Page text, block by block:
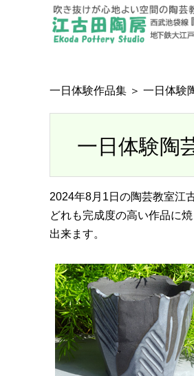
一日体験作品集 ＞ 一日体験
一日体験陶
2024年8月1日の陶芸教室江
どれも完成度の高い作品に
出来ます。